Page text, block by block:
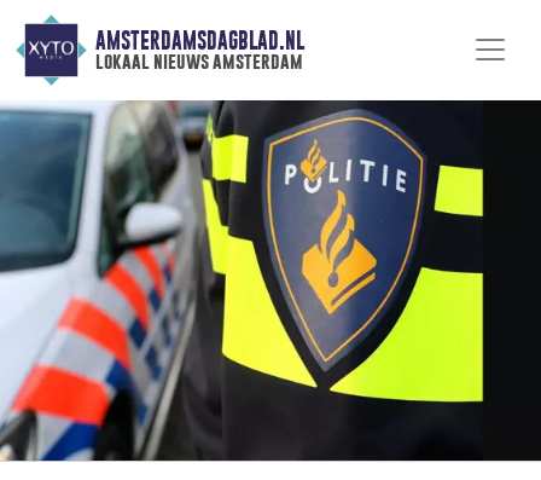
AMSTERDAMSDAGBLAD.NL
lokaal nieuws amsterdam